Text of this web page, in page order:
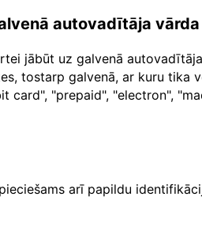
autovadītāja vārda
jābūt uz galvenā
tostarp galvenā, ar kuru tika
"prepaid", "electron",
arī papildu